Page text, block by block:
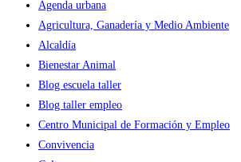
Agenda urbana
Agricultura, Ganadería y Medio Ambiente
Alcaldía
Bienestar Animal
Blog escuela taller
Blog taller empleo
Centro Municipal de Formación y Empleo
Convivencia